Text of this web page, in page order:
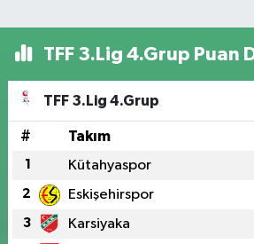
TFF 3.Lig 4.Grup Puan
TFF 3.Lig 4.Grup
# Takım
1 Kütahyaspor
2 Eskişehirspor
3 Karsiyaka